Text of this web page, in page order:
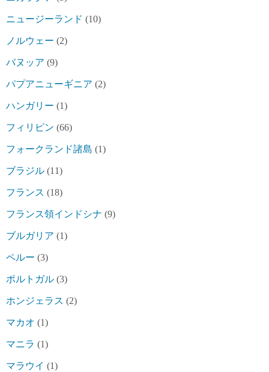
ニュージーランド (10)
ノルウェー (2)
バヌッア (9)
パプアニューギニア (2)
ハンガリー (1)
フィリピン (66)
フォークランド諸島 (1)
ブラジル (11)
フランス (18)
フランス領インドシナ (9)
ブルガリア (1)
ペルー (3)
ポルトガル (3)
ホンジェラス (2)
マカオ (1)
マニラ (1)
マラウイ (1)